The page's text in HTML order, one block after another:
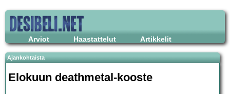
Arviot Haastattelut Artikkelit
Ajankohtaista
Elokuun deathmetal-kooste